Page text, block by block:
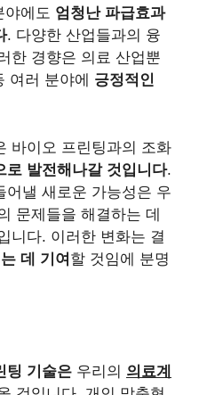
야에도 엄청난 파급효과
. 다양한 산업들과의 융
한 경향은 의료 산업뿐
여러 분야에 긍정적인
바이오 프린팅과의 조화
로 발전해나갈 것입니다.
어낼 새로운 가능성은 우
문제들을 해결하는 데
니다. 이러한 변화는 결
데 기여 할 것임에 분명
팅 기술은 우리의 의료계